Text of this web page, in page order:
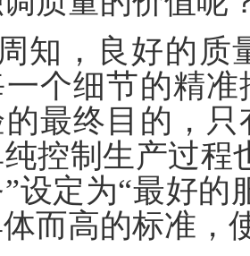
知，良好的质
个细节的精
最终目的，
控制生产过程
设定为“最好
而高的标准，